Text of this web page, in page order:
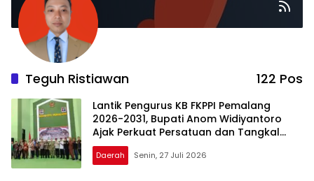
Teguh Ristiawan 122 Pos
Lantik Pengurus KB FKPPI Pemalang
2026-2031, Bupati Anom Widiyantoro
Ajak Perkuat Persatuan dan Tangkal
Hoaks
Daerah Senin, 27 Juli 2026